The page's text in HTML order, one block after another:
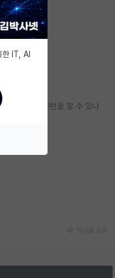
해서 랩실 인턴을 할 수 있나
한 IT, AI